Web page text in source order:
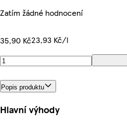
Zatím žádné hodnocení
35,90 Kč23,93 Kč/l
Popis produktu
Hlavní výhody